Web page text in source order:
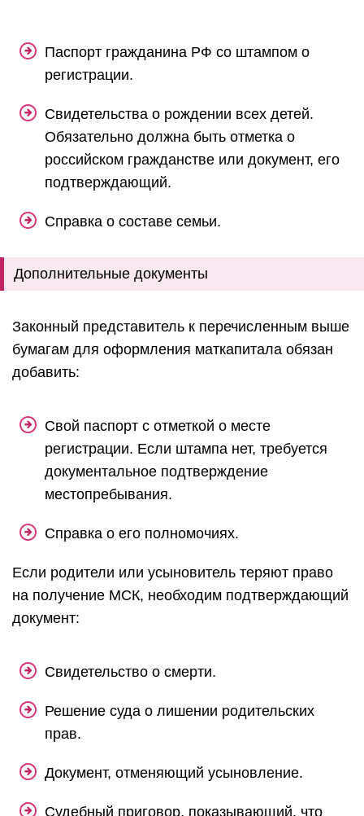
Паспорт гражданина РФ со штампом о
регистрации.
Свидетельства о рождении всех детей.
Обязательно должна быть отметка о
российском гражданстве или документ, его
подтверждающий.
Справка о составе семьи.
Дополнительные документы
Законный представитель к перечисленным выше
бумагам для оформления маткапитала обязан
добавить:
Свой паспорт с отметкой о месте
регистрации. Если штампа нет, требуется
документальное подтверждение
местопребывания.
Справка о его полномочиях.
Если родители или усыновитель теряют право
на получение МСК, необходим подтверждающий
документ:
Свидетельство о смерти.
Решение суда о лишении родительских
прав.
Документ, отменяющий усыновление.
Судебный приговор, показывающий, что